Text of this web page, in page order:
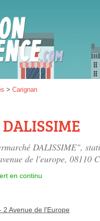
> Carignan
DALISSIME",
de l'europe, 08110
en continu
2 Avenue de l'Europe
Gazole :
SP 98 :
SP 95 :